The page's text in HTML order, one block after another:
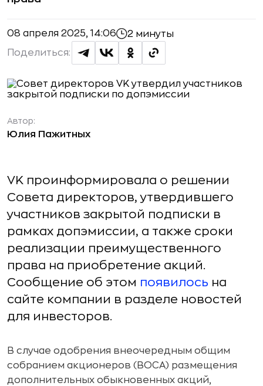
08 апреля 2025, 14:06 2 минуты
Поделиться:
Автор:
Юлия Пажитных
VK проинформировала о решении
Совета директоров, утвердившего
участников закрытой подписки в
рамках допэмиссии, а также сроки
реализации преимущественного
права на приобретение акций.
Сообщение об этом появилось на
сайте компании в разделе новостей
для инвесторов.
В случае одобрения внеочередным общим
собранием акционеров (ВОСА) размещения
дополнительных обыкновенных акций,